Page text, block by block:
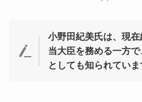
小野田紀美氏は、現
当大臣を務める一方
としても知られていま